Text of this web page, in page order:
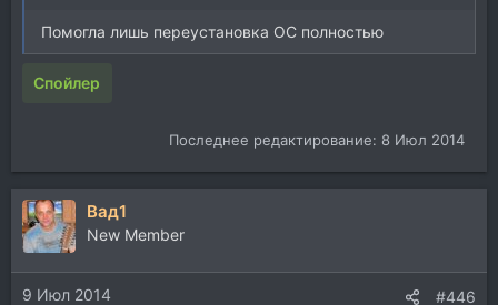
Помогла лишь переустановка ОС полностью
Спойлер
Последнее редактирование: 8 Июл 2014
Вад1
New Member
9 Июл 2014 #446